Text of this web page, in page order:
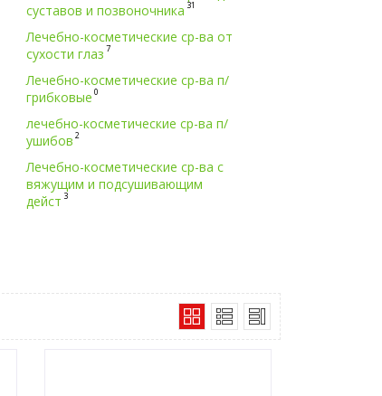
суставов и позвоночника 31
Лечебно-косметические ср-ва от
сухости глаз 7
Лечебно-косметические ср-ва п/
грибковые 0
лечебно-косметические ср-ва п/
ушибов 2
Лечебно-косметические ср-ва с
вяжущим и подсушивающим
дейст 3